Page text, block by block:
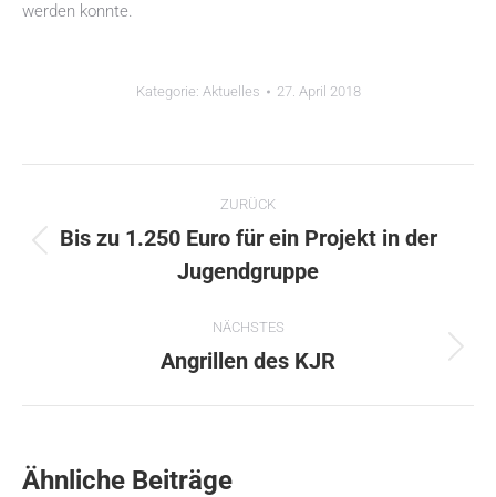
werden konnte.
Kategorie: Aktuelles 27. April 2018
ZURÜCK
Vorheriger
Beitrag:
Bis zu 1.250 Euro für ein Projekt in der
Jugendgruppe
NÄCHSTES
Nächster
Angrillen des KJR
Ähnliche Beiträge